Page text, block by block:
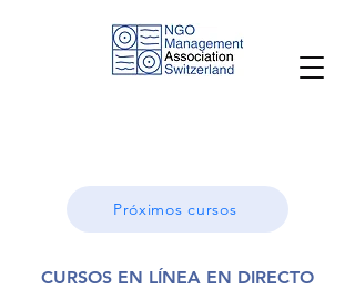
Próximos cursos
CURSOS EN LÍNEA EN DIRECTO